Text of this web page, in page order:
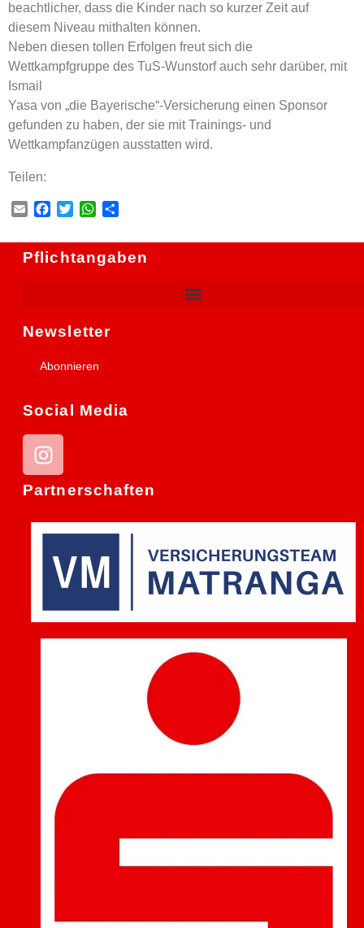
beachtlicher, dass die Kinder nach so kurzer Zeit auf
diesem Niveau mithalten können.
Neben diesen tollen Erfolgen freut sich die
Wettkampfgruppe des TuS-Wunstorf auch sehr darüber, mit
Ismail
Yasa von „die Bayerische“-Versicherung einen Sponsor
gefunden zu haben, der sie mit Trainings- und
Wettkampfanzügen ausstatten wird.
Teilen:
EmailFacebook
TwitterWhatsApp
Pflichtangaben
Newsletter
Abonnieren
Social Media
Partnerschaften